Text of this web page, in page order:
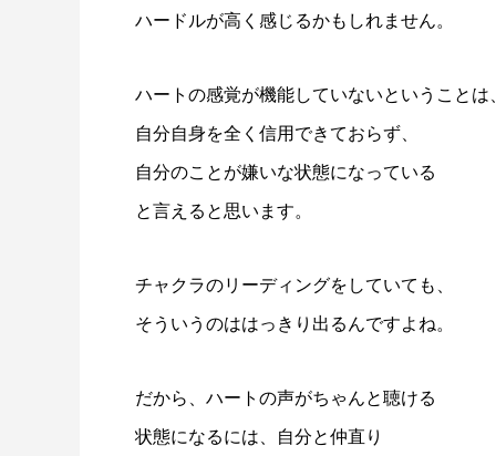
ハードルが高く感じるかもしれません。
ハートの感覚が機能していないということは
自分自身を全く信用できておらず、
自分のことが嫌いな状態になっている
と言えると思います。
チャクラのリーディングをしていても、
そういうのははっきり出るんですよね。
だから、ハートの声がちゃんと聴ける
状態になるには、自分と仲直り